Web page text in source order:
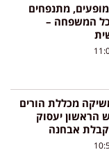
מתנפחים
המשפחה –
משיקה מכללת הורים
יעסוק
אבחנה